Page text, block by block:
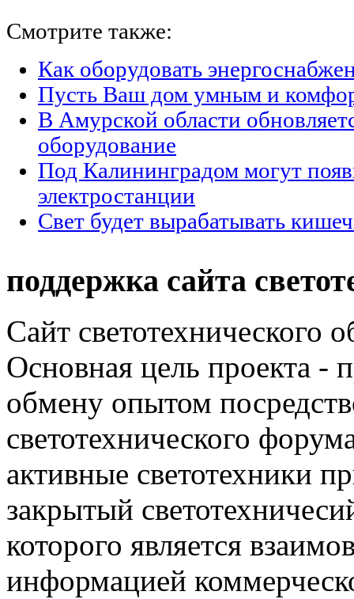
Смотрите также:
Как оборудовать
Пусть Ваш дом умным и
В Амурской области
оборудование
Под Калининградом могут
электростанции
Свет будет вырабатывать
поддержка сайта
Сайт светотехнического
Основная цель проекта -
обмену опытом
светотехнического
активные светотехники
закрытый
которого является
информацией